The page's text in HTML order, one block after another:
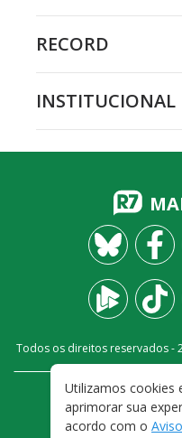
RECORD
INSTITUCIONAL
Todos os direitos reservados -
FALE
TERMOS E
Utilizamos cookies
aprimorar sua
acordo com o